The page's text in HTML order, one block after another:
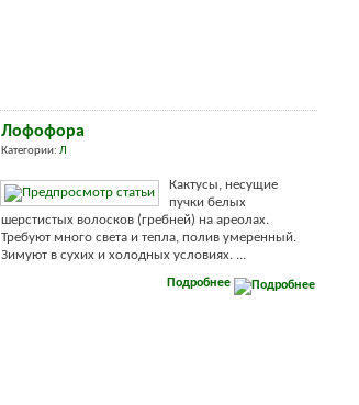
Лофофора
Категории: Л
Кактусы, несущие
пучки белых
шерстистых волосков (гребней) на ареолах.
Требуют много света и тепла, полив умеренный.
Зимуют в сухих и холодных условиях. ...
Подробнее